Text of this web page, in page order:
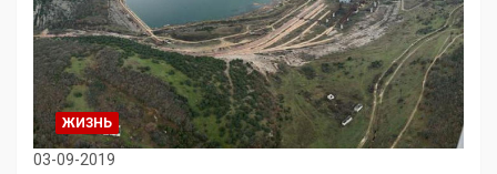
ЖИЗНЬ
03-09-2019